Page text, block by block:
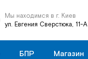
Мы находимся в г. Киев
ул. Евгения Сверстюка, 11-А
БПР Магазин